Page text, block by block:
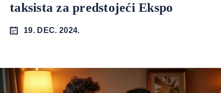
taksista za predstojeći Ekspo
19. DEC. 2024.